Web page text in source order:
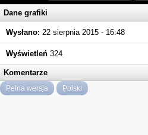
Dane grafiki
Wysłano: 22 sierpnia 2015 - 16:48
Wyświetleń 324
Komentarze
Pełna wersja Polski